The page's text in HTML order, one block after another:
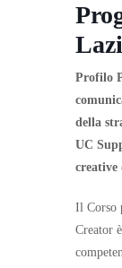
Profilo
della
UC
creative
Il Corso
Creator